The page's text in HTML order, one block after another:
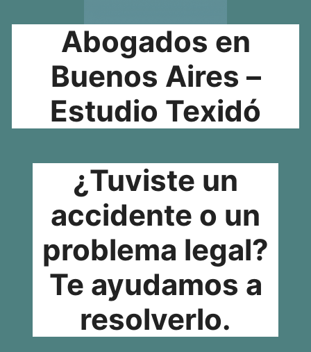
Abogados en
Buenos Aires –
Estudio Texidó
¿Tuviste un
accidente o un
problema legal?
Te ayudamos a
resolverlo.